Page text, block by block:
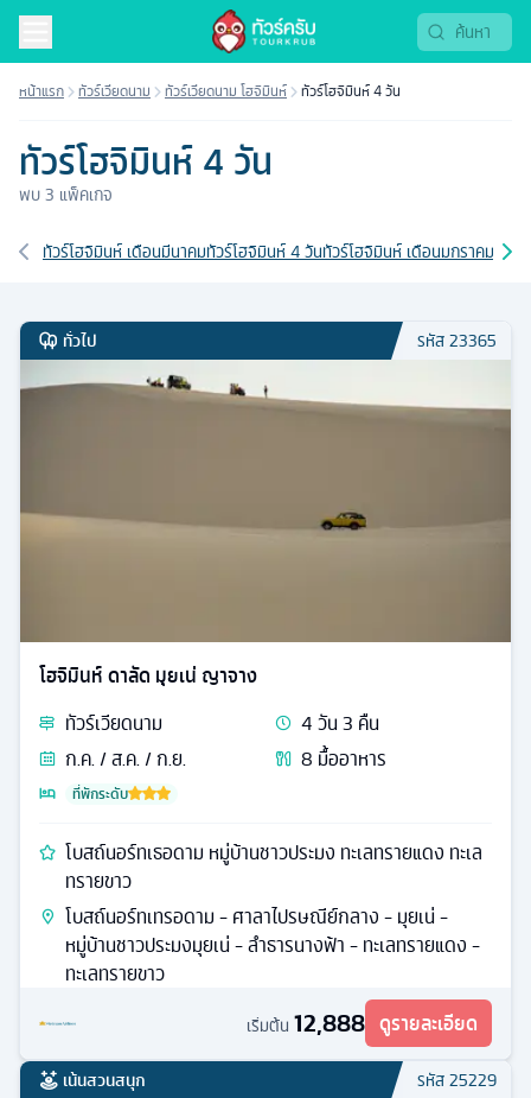
หน้าแรก ทัวร์เวียดนาม ทัวร์เวียดนาม โฮจิมินห์ ทัวร์โฮจิมินห์ 4 วัน
ทัวร์โฮจิมินห์ 4 วัน
พบ3 แพ็คเกจ
เส้นทางที่เกี่ยวข้อง
ทัวร์โฮจิมินห์ เดือนมีนาคมทัวร์โฮจิมินห์ 4 วันทัวร์โฮจิมินห์ เดือนมกราคม ทัว
ทั่วไป รหัส23365
โฮจิมินห์ ดาลัด มุยเน่ ญาจาง
ทัวร์เวียดนาม 4วัน3 คืน
ก.ค. / ส.ค. / ก.ย.
8 มื้ออาหาร
ที่พักระดับ
โบสถ์นอร์ทเธอดาม หมู่บ้านชาวประมง ทะเลทรายแดง ทะเล
ทรายขาว
โบสถ์นอร์ทเทรอดาม - ศาลาไปรษณีย์กลาง - มุยเน่ -
หมู่บ้านชาวประมงมุยเน่ - ลำธารนางฟ้า - ทะเลทรายแดง -
ทะเลทรายขาว
เริ่มต้น 12,888 ดูรายละเอียด
เน้นสวนสนุก รหัส25229